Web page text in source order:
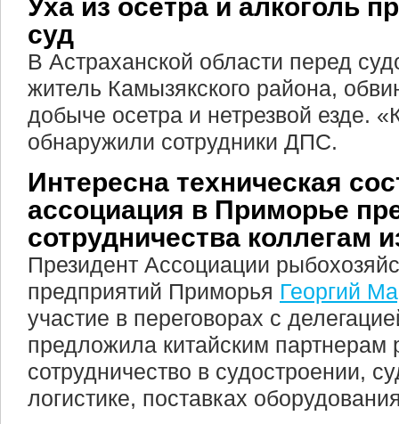
Уха из осетра и алкоголь
суд
В Астраханской области перед
житель Камызякского района,
добыче осетра и нетрезвой езде.
обнаружили сотрудники ДПС.
Интересна техническая
ассоциация в Приморье
сотрудничества коллегам
Президент Ассоциации
предприятий Приморья Георгий
участие в переговорах с
предложила китайским партнерам
сотрудничество в судостроении,
логистике, поставках